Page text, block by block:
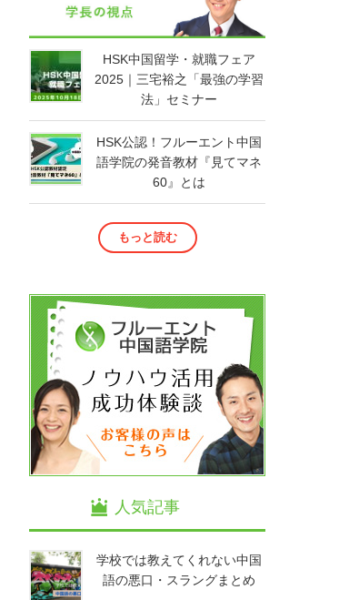
HSK中国留学・就職フェア
2025｜三宅裕之「最強の学習
法」セミナー
HSK公認！フルーエント中国
語学院の発音教材『見てマネ
60』とは
もっと読む
人気記事
学校では教えてくれない中国
語の悪口・スラングまとめ